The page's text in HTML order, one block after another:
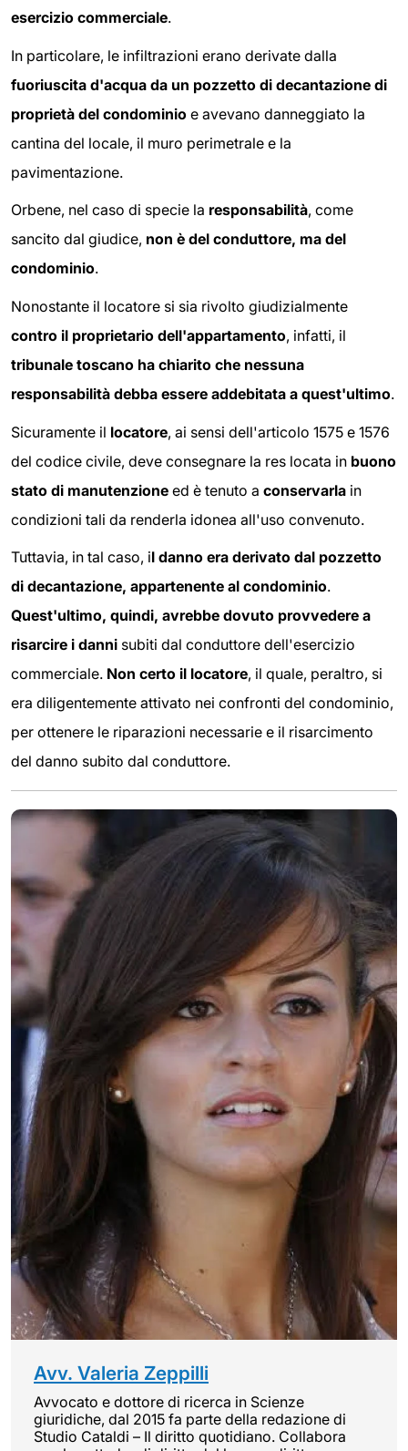
esercizio commerciale.
In particolare, le infiltrazioni erano derivate dalla
fuoriuscita d'acqua da un pozzetto di decantazione di
proprietà del condominio e avevano danneggiato la
cantina del locale, il muro perimetrale e la
pavimentazione.
Orbene, nel caso di specie la responsabilità, come
sancito dal giudice, non è del conduttore, ma del
condominio.
Nonostante il locatore si sia rivolto giudizialmente
contro il proprietario dell'appartamento, infatti, il
tribunale toscano ha chiarito che nessuna
responsabilità debba essere addebitata a quest'ultimo.
Sicuramente il locatore, ai sensi dell'articolo 1575 e 1576
del codice civile, deve consegnare la res locata in buono
stato di manutenzione ed è tenuto a conservarla in
condizioni tali da renderla idonea all'uso convenuto.
Tuttavia, in tal caso, il danno era derivato dal pozzetto
di decantazione, appartenente al condominio.
Quest'ultimo, quindi, avrebbe dovuto provvedere a
risarcire i danni subiti dal conduttore dell'esercizio
commerciale. Non certo il locatore, il quale, peraltro, si
era diligentemente attivato nei confronti del condominio,
per ottenere le riparazioni necessarie e il risarcimento
del danno subito dal conduttore.
Avv. Valeria Zeppilli
Avvocato e dottore di ricerca in Scienze
giuridiche, dal 2015 fa parte della redazione di
Studio Cataldi – Il diritto quotidiano. Collabora